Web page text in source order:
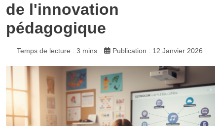
de l'innovation
pédagogique
Temps de lecture : 3 mins Publication : 12 Janvier 2026